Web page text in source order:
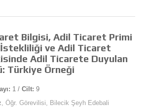
Bilgisi, Adil Ticaret Primi
İstekliliği ve Adil Ticaret
Adil Ticarete Duyulan
Türkiye Örneği
1 / Cilt: 9
, Öğr. Görevilisi, Bilecik Şeyh Edebali